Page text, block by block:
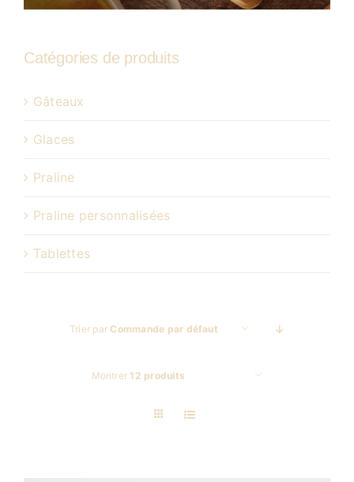
Catégories de produits
Gâteaux
Glaces
Praline
Praline personnalisées
Tablettes
Trier parCommande par défaut
Montrer12 produits